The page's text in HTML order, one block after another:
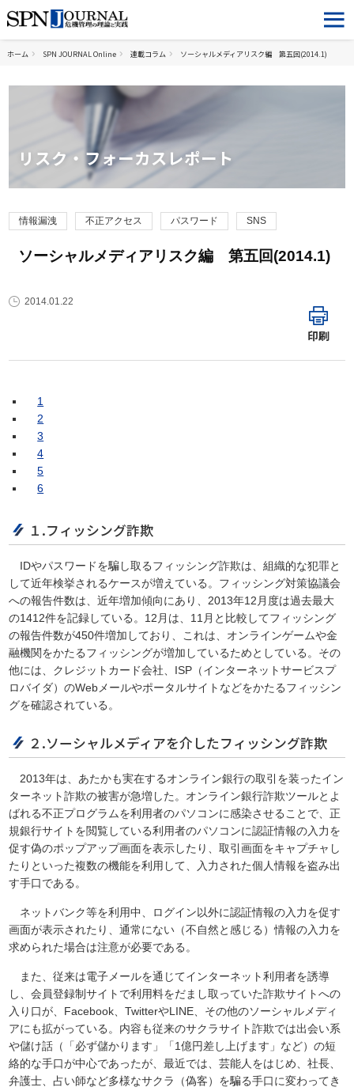
ホーム SPN JOURNAL Online 連載コラム ソーシャルメディアリスク編 第五回(2014.1)
リスク・フォーカスレポート
情報漏洩 不正アクセス パスワード SNS
ソーシャルメディアリスク編 第五回(2014.1)
2014.01.22
印刷
1
2
3
4
5
6
１.フィッシング詐欺
IDやパスワードを騙し取るフィッシング詐欺は、組織的な犯罪と
して近年検挙されるケースが増えている。フィッシング対策協議会
への報告件数は、近年増加傾向にあり、2013年12月度は過去最大
の1412件を記録している。12月は、11月と比較してフィッシング
の報告件数が450件増加しており、これは、オンラインゲームや金
融機関をかたるフィッシングが増加しているためとしている。その
他には、クレジットカード会社、ISP（インターネットサービスプ
ロバイダ）のWebメールやポータルサイトなどをかたるフィッシン
グを確認されている。
２.ソーシャルメディアを介したフィッシング詐欺
2013年は、あたかも実在するオンライン銀行の取引を装ったイン
ターネット詐欺の被害が急増した。オンライン銀行詐欺ツールとよ
ばれる不正プログラムを利用者のパソコンに感染させることで、正
規銀行サイトを閲覧している利用者のパソコンに認証情報の入力を
促す偽のポップアップ画面を表示したり、取引画面をキャプチャし
たりといった複数の機能を利用して、入力された個人情報を盗み出
す手口である。
ネットバンク等を利用中、ログイン以外に認証情報の入力を促す
画面が表示されたり、通常にない（不自然と感じる）情報の入力を
求められた場合は注意が必要である。
また、従来は電子メールを通じてインターネット利用者を誘導
し、会員登録制サイトで利用料をだまし取っていた詐欺サイトへの
入り口が、Facebook、TwitterやLINE、その他のソーシャルメディ
アにも拡がっている。内容も従来のサクラサイト詐欺では出会い系
や儲け話（「必ず儲かります」「1億円差し上げます」など）の短
絡的な手口が中心であったが、最近では、芸能人をはじめ、社長、
弁護士、占い師など多様なサクラ（偽客）を騙る手口に変わってき